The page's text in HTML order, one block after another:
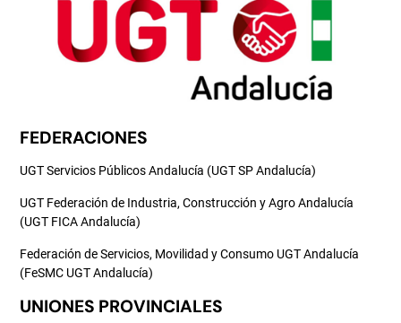
FEDERACIONES
UGT Servicios Públicos Andalucía (UGT SP Andalucía)
UGT Federación de Industria, Construcción y Agro Andalucía
(UGT FICA Andalucía)
Federación de Servicios, Movilidad y Consumo UGT Andalucía
(FeSMC UGT Andalucía)
UNIONES PROVINCIALES